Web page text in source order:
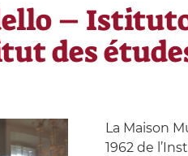
–
des
La Maison
1962 de